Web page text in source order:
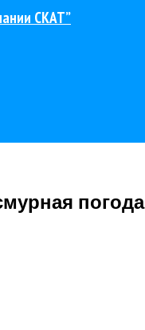
СКАТ”
погода